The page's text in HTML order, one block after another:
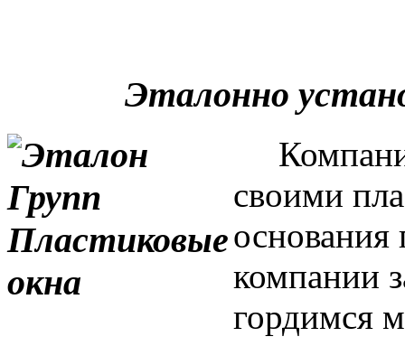
Эталонно
своими
основания
компании
гордимся